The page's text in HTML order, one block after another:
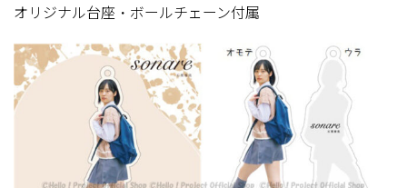
オリジナル台座・ボールチェーン付属